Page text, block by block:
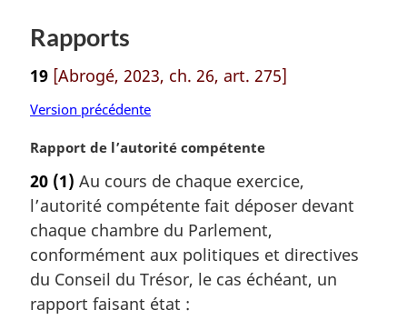
i
n
a
e
Rapports
19 [Abrogé, 2023, ch. 26, art. 275]
Version précédente
N
t
e
m
a
g
i
Rapport de l’autorité compétente
20 (1) Au cours de chaque exercice,
l’autorité compétente fait déposer devant
chaque chambre du Parlement,
conformément aux politiques et directives
du Conseil du Trésor, le cas échéant, un
rapport faisant état :